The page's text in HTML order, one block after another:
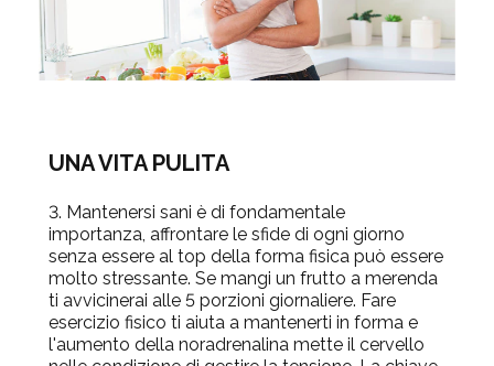
UNA VITA PULITA
3. Mantenersi sani è di fondamentale
importanza, affrontare le sfide di ogni giorno
senza essere al top della forma fisica può essere
molto stressante. Se mangi un frutto a merenda
ti avvicinerai alle 5 porzioni giornaliere. Fare
esercizio fisico ti aiuta a mantenerti in forma e
l'aumento della noradrenalina mette il cervello